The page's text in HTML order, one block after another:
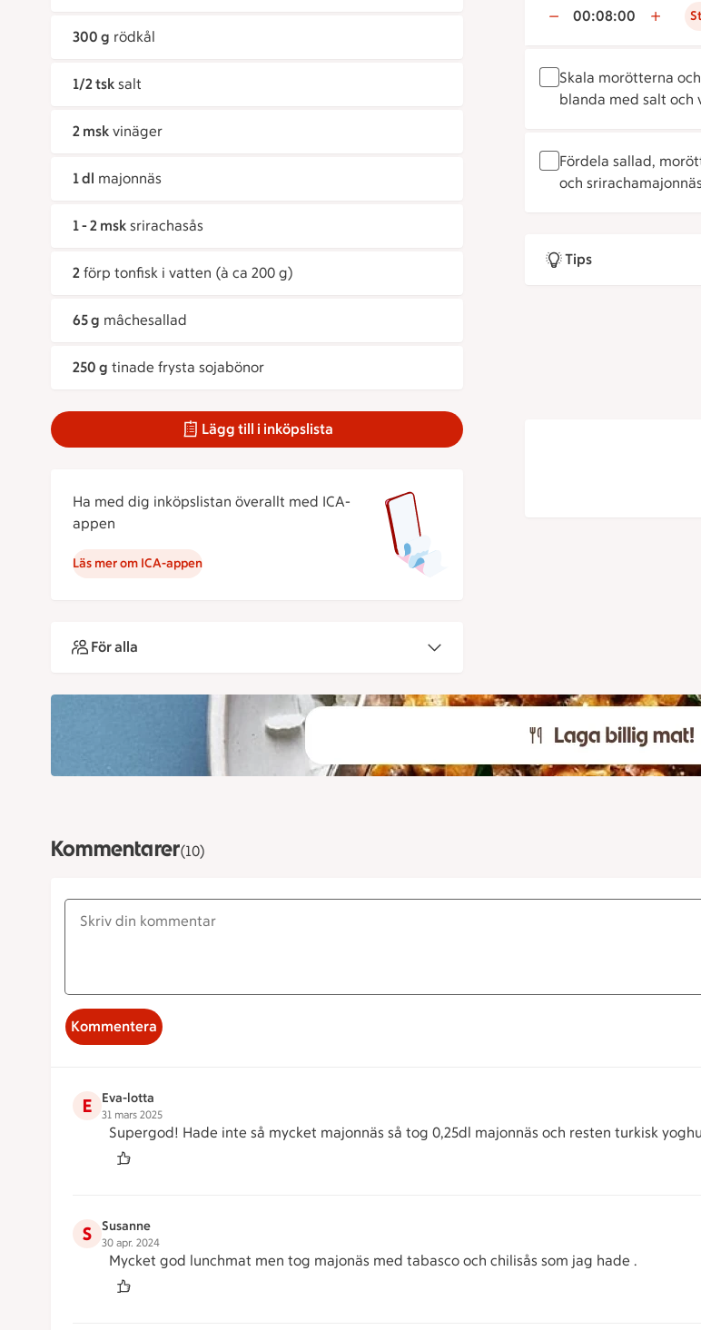
300 g rödkål
1/2 tsk salt
2 msk vinäger
1 dl majonnäs
1 - 2 msk srirachasås
2 förp tonfisk i vatten (à ca 200 g)
65 g mâchesallad
250 g tinade frysta sojabönor
Lägg till i inköpslista
Ha med dig inköpslistan överallt med ICA-
appen
Läs mer om ICA-appen
För alla
00:08:00
Skala morötterna
blanda med salt och
Fördela sallad,
och
Tips
Kommentarer(10)
Kommentera
E Eva-lotta
31 mars 2025
Supergod! Hade inte så mycket majonnäs så tog 0,25dl majonnäs och resten turkisk
S Susanne
30 apr. 2024
Mycket god lunchmat men tog majonäs med tabasco och chilisås som jag hade .